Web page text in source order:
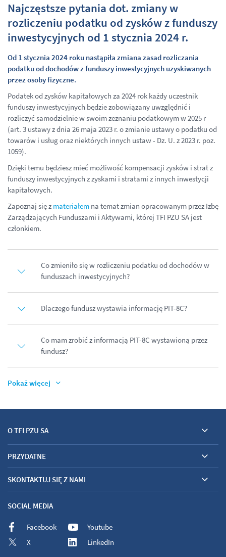
Najczęstsze pytania dot. zmiany w
rozliczeniu podatku od zysków z funduszy
inwestycyjnych od 1 stycznia 2024 r.
Od 1 stycznia 2024 roku nastąpiła zmiana zasad rozliczania
podatku od dochodów z funduszy inwestycyjnych uzyskiwanych
przez osoby fizyczne.
Podatek od zysków kapitałowych za 2024 rok każdy uczestnik
funduszy inwestycyjnych będzie zobowiązany uwzględnić i
rozliczyć samodzielnie w swoim zeznaniu podatkowym w 2025 r
(art. 3 ustawy z dnia 26 maja 2023 r. o zmianie ustawy o podatku od
towarów i usług oraz niektórych innych ustaw - Dz. U. z 2023 r. poz.
1059).
Dzięki temu będziesz mieć możliwość kompensacji zysków i strat z
funduszy inwestycyjnych z zyskami i stratami z innych inwestycji
kapitałowych.
Zapoznaj się z materiałem na temat zmian opracowanym przez Izbę
Zarządzających Funduszami i Aktywami, której TFI PZU SA jest
członkiem.
Co zmieniło się w rozliczeniu podatku od dochodów w
funduszach inwestycyjnych?
Dlaczego fundusz wystawia informację PIT-8C?
Co mam zrobić z informacją PIT-8C wystawioną przez
fundusz?
Pokaż więcej
O TFI PZU SA
PRZYDATNE
SKONTAKTUJ SIĘ Z NAMI
SOCIAL MEDIA
Facebook
X
Youtube
LinkedIn